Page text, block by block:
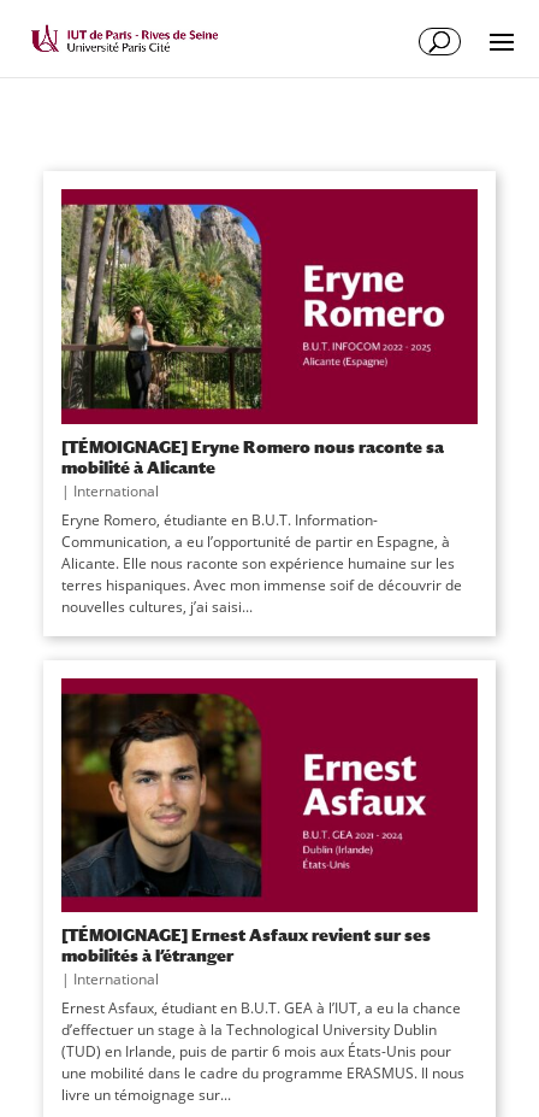
[TÉMOIGNAGE] Eryne Romero nous raconte sa
mobilité à Alicante
| International
Eryne Romero, étudiante en B.U.T. Information-
Communication, a eu l’opportunité de partir en Espagne, à
Alicante. Elle nous raconte son expérience humaine sur les
terres hispaniques. Avec mon immense soif de découvrir de
nouvelles cultures, j’ai saisi...
[TÉMOIGNAGE] Ernest Asfaux revient sur ses
mobilités à l’étranger
| International
Ernest Asfaux, étudiant en B.U.T. GEA à l’IUT, a eu la chance
d’effectuer un stage à la Technological University Dublin
(TUD) en Irlande, puis de partir 6 mois aux États-Unis pour
une mobilité dans le cadre du programme ERASMUS. Il nous
livre un témoignage sur...